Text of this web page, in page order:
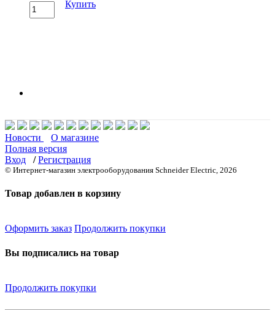
Купить
Новости
О магазине
Полная версия
Вход
/ Регистрация
© Интернет-магазин электрооборудования Schneider Electric, 2026
Товар добавлен в корзину
Оформить заказ Продолжить покупки
Вы подписались на товар
Продолжить покупки